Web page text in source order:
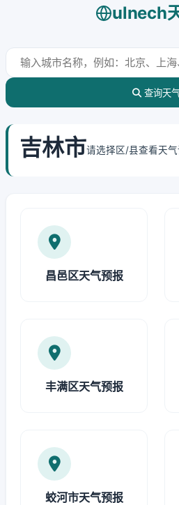
ulnech
查询天
吉林市请选择区/县查看天气
昌邑区天气预报
丰满区天气预报
蛟河市天气预报